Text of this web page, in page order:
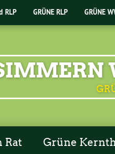
RLP GRÜNE RLP GRÜNE
Rat Grüne